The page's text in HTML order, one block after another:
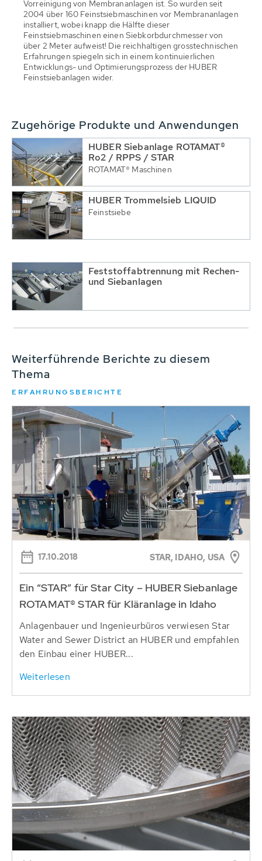
Vorreinigung von Membrananlagen ist. So wurden seit
2004 über 160 Feinstsiebmaschinen vor Membrananlagen
installiert, wobei knapp die Hälfte dieser
Feinstsiebmaschinen einen Siebkorbdurchmesser von
über 2 Meter aufweist! Die reichhaltigen grosstechnischen
Erfahrungen spiegeln sich in einem kontinuierlichen
Entwicklungs- und Optimierungsprozess der HUBER
Feinstsiebanlagen wider.
Zugehörige Produkte und Anwendungen
HUBER Siebanlage ROTAMAT®
Ro2 / RPPS / STAR
ROTAMAT® Maschinen
HUBER Trommelsieb LIQUID
Feinstsiebe
Feststoffabtrennung mit Rechen-
und Siebanlagen
Weiterführende Berichte zu diesem
Thema
ERFAHRUNGSBERICHTE
17.10.2018 STAR, IDAHO, USA
Ein “STAR” für Star City – HUBER Siebanlage
ROTAMAT® STAR für Kläranlage in Idaho
Anlagenbauer und Ingenieurbüros verwiesen Star
Water and Sewer District an HUBER und empfahlen
den Einbau einer HUBER...
Weiterlesen